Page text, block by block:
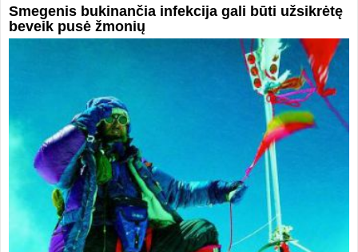
Smegenis bukinančia infekcija gali būti užsikrėtę
beveik pusė žmonių